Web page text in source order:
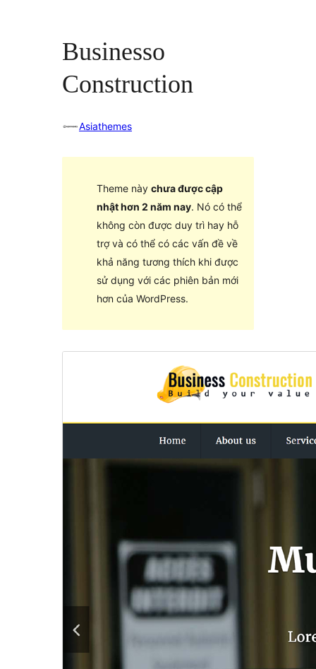
Businesso
Construction
Asiathemes
Theme này chưa được cập
nhật hơn 2 năm nay. Nó có thể
không còn được duy trì hay hỗ
trợ và có thể có các vấn đề về
khả năng tương thích khi được
sử dụng với các phiên bản mới
hơn của WordPress.